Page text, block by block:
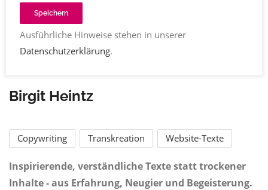
Birgit Heintz
Copywriting Transkreation Website-Texte
Inspirierende, verständliche Texte statt trockener
Inhalte - aus Erfahrung, Neugier und Begeisterung.
Speichern
Ausführliche Hinweise stehen in unserer
Datenschutzerklärung.